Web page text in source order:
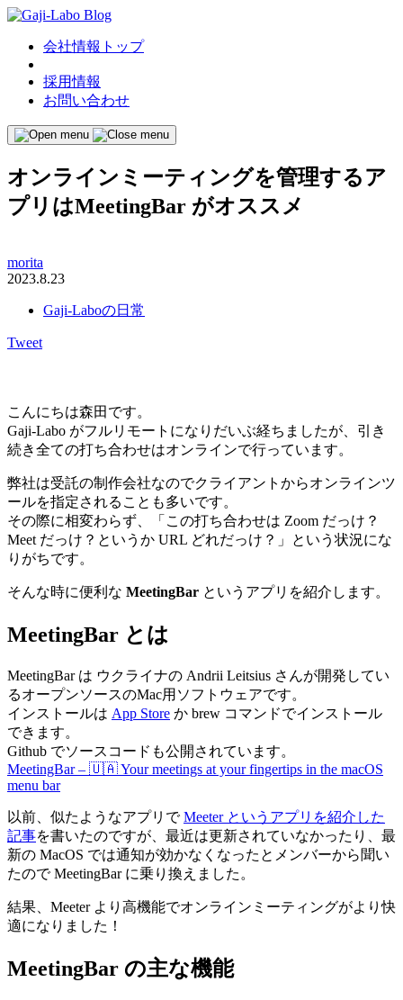
会社情報トップ
採用情報
お問い合わせ
オンラインミーティングを管理するア
プリはMeetingBar がオススメ
morita
2023.8.23
Gaji-Laboの日常
Tweet
こんにちは森田です。
Gaji-Labo がフルリモートになりだいぶ経ちましたが、引き
続き全ての打ち合わせはオンラインで行っています。
弊社は受託の制作会社なのでクライアントからオンラインツ
ールを指定されることも多いです。
その際に相変わらず、「この打ち合わせは Zoom だっけ？
Meet だっけ？というか URL どれだっけ？」という状況にな
りがちです。
そんな時に便利な MeetingBar というアプリを紹介します。
MeetingBar とは
MeetingBar は ウクライナの Andrii Leitsius さんが開発してい
るオープンソースのMac用ソフトウェアです。
インストールは App Store か brew コマンドでインストール
できます。
Github でソースコードも公開されています。
MeetingBar – 🇺🇦 Your meetings at your fingertips in the macOS
menu bar
以前、似たようなアプリでMeeter というアプリを紹介した
記事を書いたのですが、最近は更新されていなかったり、最
新の MacOS では通知が効かなくなったとメンバーから聞い
たので MeetingBar に乗り換えました。
結果、Meeter より高機能でオンラインミーティングがより快
適になりました！
MeetingBar の主な機能